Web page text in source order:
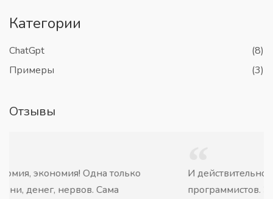
Категории
ChatGpt
(8)
Примеры
(3)
Отзывы
И действительно похоже скоро ИИ заменит
программистов. Это наверное будет на скоро,